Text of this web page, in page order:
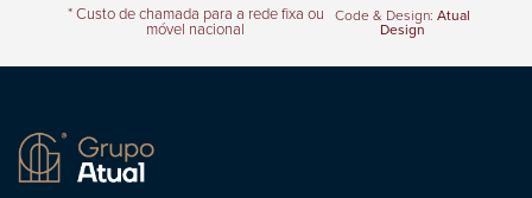
* Custo de chamada para a rede fixa ou
móvel nacional
Code & Design: Atual
Design